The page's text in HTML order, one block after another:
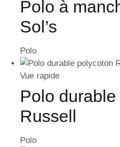
Polo à
Sol’s
Polo
Vue rapide
Polo
Russell
Polo